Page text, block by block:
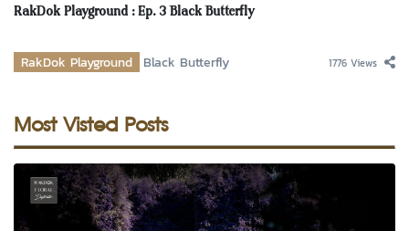
RakDok Playground : Ep. 3 Black Butterfly
RakDok Playground Black Butterfly 1776 Views
Most Visted Posts